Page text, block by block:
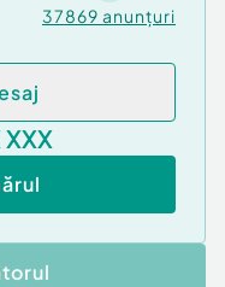
37869 anunțuri
XXX